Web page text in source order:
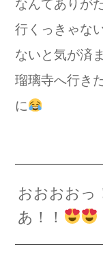
なんてありが
行くっきゃな
ないと気が済
瑠璃寺へ行き
に
おおおおっ
あ！！